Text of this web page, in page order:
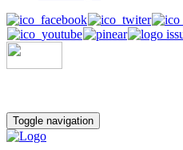
Toggle navigation